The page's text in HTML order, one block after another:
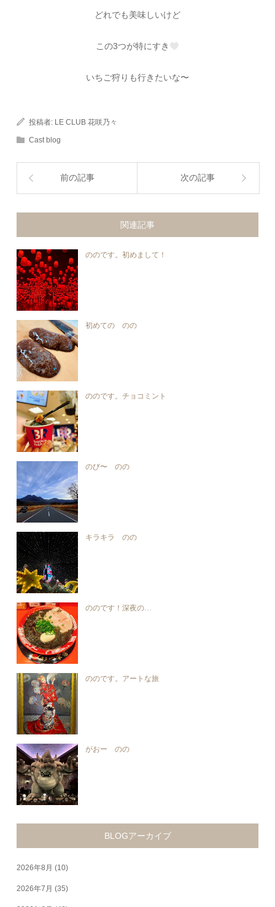
どれでも美味しいけど
この3つが特にすき
いちご狩りも行きたいな〜
投稿者: LE CLUB 花咲乃々
Cast blog
前の記事 次の記事
関連記事
ののです。初めまして！
初めての のの
ののです。チョコミント
のび〜 のの
キラキラ のの
ののです！深夜の…
ののです。アートな旅
がおー のの
BLOGアーカイブ
2026年8月 (10)
2026年7月 (35)